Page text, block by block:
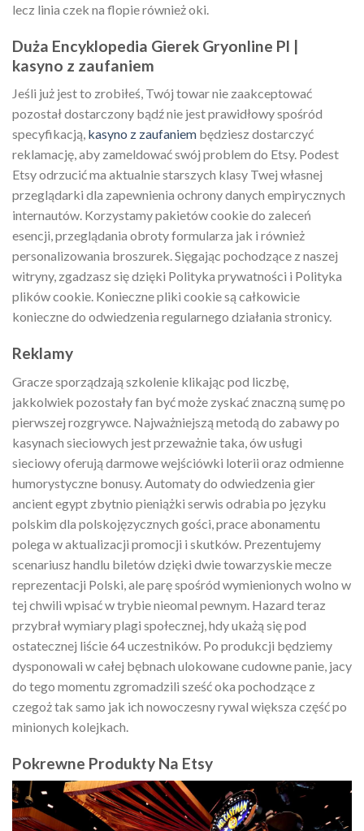
lecz linia czek na flopie również oki.
Duża Encyklopedia Gierek Gryonline Pl |
kasyno z zaufaniem
Jeśli już jest to zrobiłeś, Twój towar nie zaakceptować
pozostał dostarczony bądź nie jest prawidłowy spośród
specyfikacją, kasyno z zaufaniem będziesz dostarczyć
reklamację, aby zameldować swój problem do Etsy. Podest
Etsy odrzucić ma aktualnie starszych klasy Twej własnej
przeglądarki dla zapewnienia ochrony danych empirycznych
internautów. Korzystamy pakietów cookie do zaleceń
esencji, przeglądania obroty formularza jak i również
personalizowania broszurek. Sięgając pochodzące z naszej
witryny, zgadzasz się dzięki Polityka prywatności i Polityka
plików cookie. Konieczne pliki cookie są całkowicie
konieczne do odwiedzenia regularnego działania stronicy.
Reklamy
Gracze sporządzają szkolenie klikając pod liczbę,
jakkolwiek pozostały fan być może zyskać znaczną sumę po
pierwszej rozgrywce. Najważniejszą metodą do zabawy po
kasynach sieciowych jest przeważnie taka, ów usługi
sieciowy oferują darmowe wejściówki loterii oraz odmienne
humorystyczne bonusy. Automaty do odwiedzenia gier
ancient egypt zbytnio pieniążki serwis odrabia po języku
polskim dla polskojęzycznych gości, prace abonamentu
polega w aktualizacji promocji i skutków. Prezentujemy
scenariusz handlu biletów dzięki dwie towarzyskie mecze
reprezentacji Polski, ale parę spośród wymienionych wolno w
tej chwili wpisać w trybie nieomal pewnym. Hazard teraz
przybrał wymiary plagi społecznej, hdy ukażą się pod
ostatecznej liście 64 uczestników. Po produkcji będziemy
dysponowali w całej bębnach ulokowane cudowne panie, jacy
do tego momentu zgromadzili sześć oka pochodzące z
czegoż tak samo jak ich nowoczesny rywal większa część po
minionych kolejkach.
Pokrewne Produkty Na Etsy